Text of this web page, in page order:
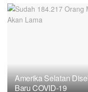
Amerika Selatan
Baru COVID-19